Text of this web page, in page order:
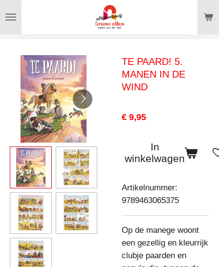
direct
hoofdinhoud
TE PAARD! 5.
MANEN IN DE
WIND
€ 9,95
In
winkelwagen
Artikelnummer:
9789463065375
Op de manege woont
een gezellig en kleurrijk
clubje paarden en